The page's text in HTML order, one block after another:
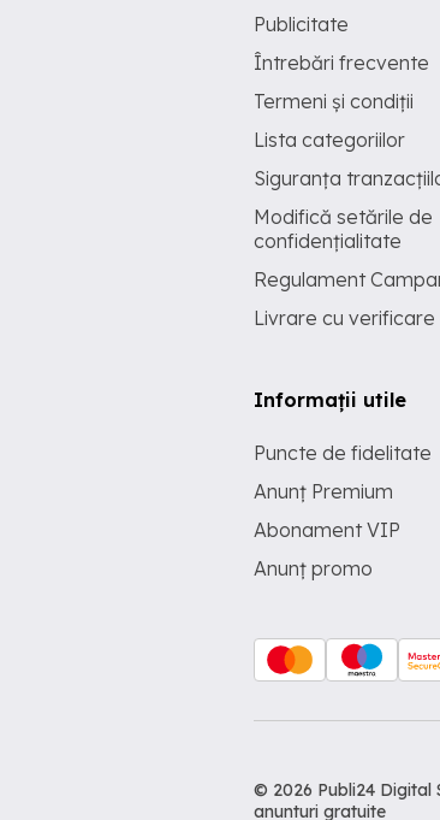
Publicitate
Întrebări frecvente
Termeni și condiții
Lista categoriilor
Siguranța
Modifică setările de
confidențialitate
Regulament
Livrare cu
Informații utile
Puncte de fidelitate
Anunț Premium
Abonament VIP
Anunț promo
© 2026 Publi24 Digital
anunturi gratuite